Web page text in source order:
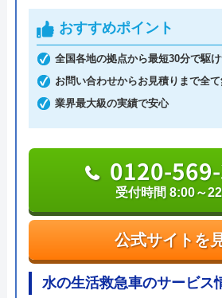
んので、悪徳業者によくある高
ことはないでしょう。また、何
るクーリングオフを採用してい
す。見積もり・キャンセル料は
もりをする際にも利用したい業者
公式サイトを
0120-
受付時間 24時
水110番の基本情報
おすすめポイント
全国各地の拠点から最短30分で駆
お問い合わせからお見積りまで全
業界最大級の実績で安心
公式サイトを
0120-
受付時間 8:00～
水の生活救急車のサービス